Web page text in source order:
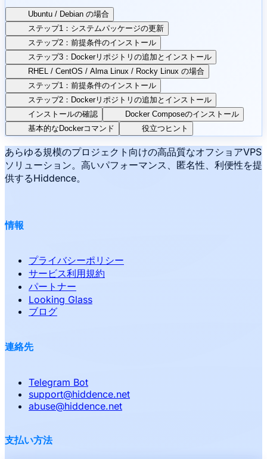
Ubuntu / Debian の場合
ステップ1：システムパッケージの更新
ステップ2：前提条件のインストール
ステップ3：Dockerリポジトリの追加とインストール
RHEL / CentOS / Alma Linux / Rocky Linux の場合
ステップ1：前提条件のインストール
ステップ2：Dockerリポジトリの追加とインストール
インストールの確認
Docker Composeのインストール
基本的なDockerコマンド
役立つヒント
あらゆる規模のプロジェクト向けの高品質なオフショアVPS
ソリューション。高いパフォーマンス、匿名性、利便性を提
供するHiddence。
情報
プライバシーポリシー
サービス利用規約
パートナー
Looking Glass
ブログ
連絡先
Telegram Bot
support@hiddence.net
abuse@hiddence.net
支払い方法